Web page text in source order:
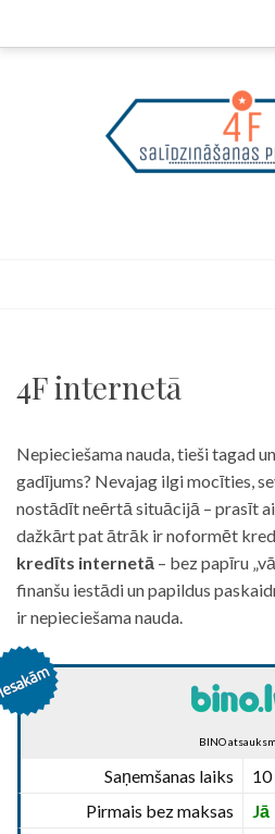
4F internetā
Nepieciešama nauda, tieši tagad
gadījums? Nevajag ilgi mocīties,
nostādīt neērtā situācijā – prasīt
dažkārt pat ātrāk ir noformēt
kredīts internetā – bez papīru
finanšu iestādi un papildus
ir nepieciešama nauda.
BINO
Saņemšanas laiks
10
Pirmais bez maksas
Jā